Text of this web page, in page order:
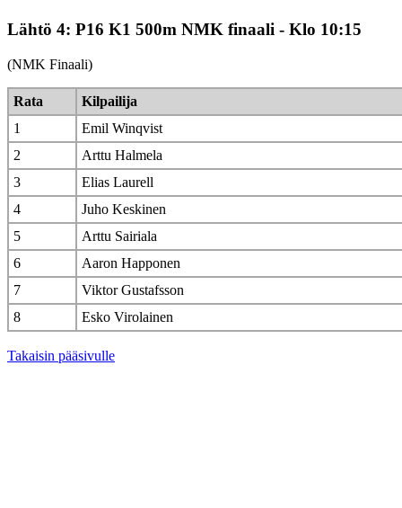
Lähtö 4: P16 K1 500m NMK finaali - Klo 10:15
(NMK Finaali)
Rata
Kilpailija
1
Emil Winqvist
2
Arttu Halmela
3
Elias Laurell
4
Juho Keskinen
5
Arttu Sairiala
6
Aaron Happonen
7
Viktor Gustafsson
8
Esko Virolainen
Takaisin pääsivulle